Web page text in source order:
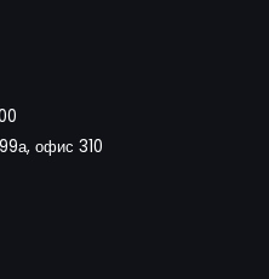
офис 310